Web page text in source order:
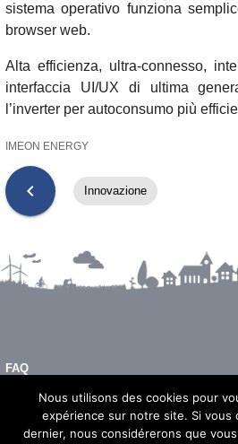
sistema operativo funziona
browser web.
Alta efficienza, ultra-connesso,
interfaccia UI/UX di ultima
l’inverter per autoconsumo più
IMEON ENERGY
chevron_left Innovazione
FAQ
INFORMAZIONI LEGALI
Nous utilisons des cookies pour
expérience sur notre site. Si vous
dernier, nous considérerons que